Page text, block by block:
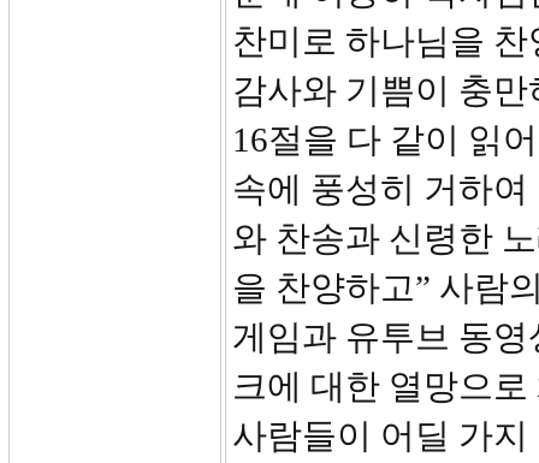
찬미로 하나님을
감사와 기쁨이 충
16절을 다 같이 읽
속에 풍성히 거하
와 찬송과 신령한
을 찬양하고” 사람
게임과 유투브 동
크에 대한 열망으
사람들이 어딜 가